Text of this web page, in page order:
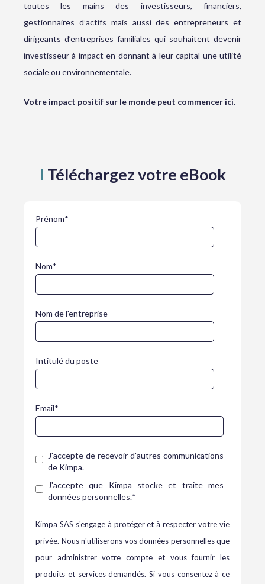
toutes les mains des investisseurs, financiers,
gestionnaires d’actifs mais aussi des entrepreneurs et
dirigeants d’entreprises familiales qui souhaitent devenir
investisseur à impact en donnant à leur capital une utilité
sociale ou environnementale.
Votre impact positif sur le monde peut commencer ici.
I Téléchargez votre eBook
Prénom*
Nom*
Nom de l'entreprise
Intitulé du poste
Email*
J'accepte de recevoir d'autres communications
de Kimpa.
J'accepte que Kimpa stocke et traite mes
données personnelles.*
Kimpa SAS s'engage à protéger et à respecter votre vie
privée. Nous n'utiliserons vos données personnelles que
pour administrer votre compte et vous fournir les
produits et services demandés. Si vous consentez à ce